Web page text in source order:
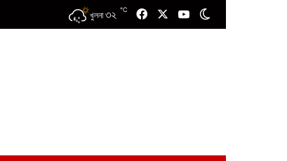
খুলনা ৩২ ℃ FacebookYouTube